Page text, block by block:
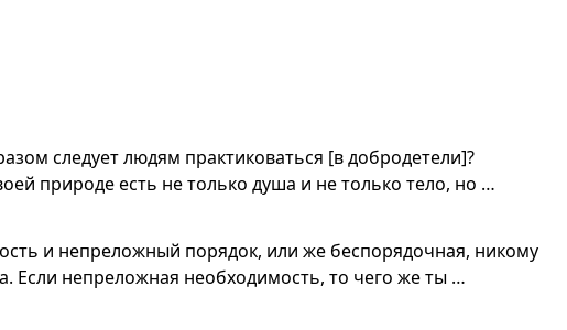
следует людям практиковаться [в добродетели]?
природе есть не только душа и не только тело, но …
и непреложный порядок, или же беспорядочная, никому
Если непреложная необходимость, то чего же ты …